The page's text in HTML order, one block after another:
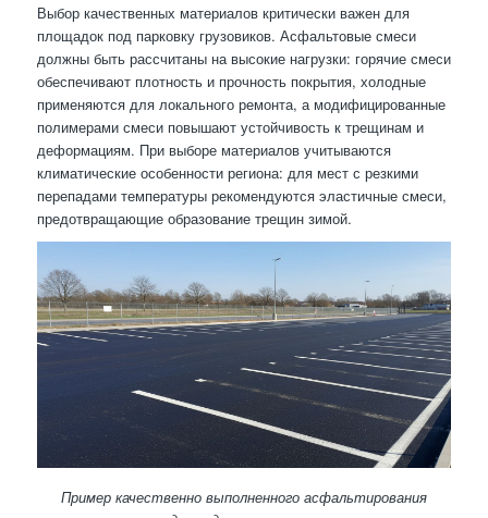
Выбор качественных материалов критически важен для
площадок под парковку грузовиков. Асфальтовые смеси
должны быть рассчитаны на высокие нагрузки: горячие смеси
обеспечивают плотность и прочность покрытия, холодные
применяются для локального ремонта, а модифицированные
полимерами смеси повышают устойчивость к трещинам и
деформациям. При выборе материалов учитываются
климатические особенности региона: для мест с резкими
перепадами температуры рекомендуются эластичные смеси,
предотвращающие образование трещин зимой.
Пример качественно выполненного асфальтирования